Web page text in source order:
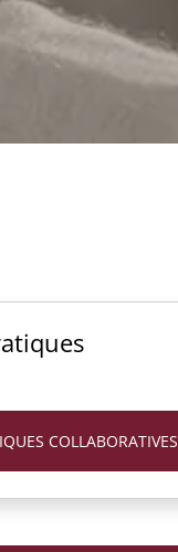
COLLABORATIVES